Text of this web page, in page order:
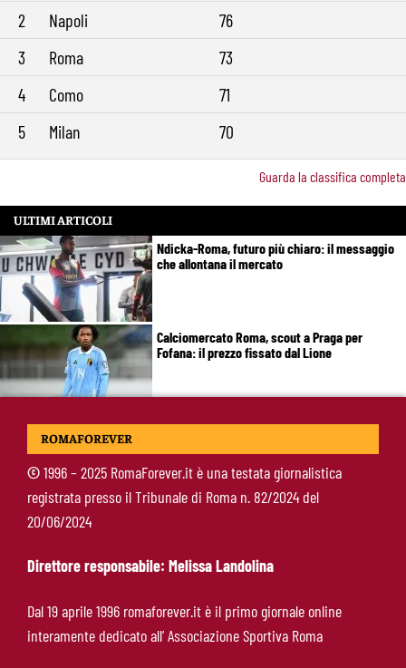
2
Napoli
76
3
Roma
73
4
Como
71
5
Milan 70
Guarda la classifica completa
ULTIMI ARTICOLI
Ndicka-Roma, futuro più chiaro: il messaggio
che allontana il mercato
Calciomercato Roma, scout a Praga per
Fofana: il prezzo fissato dal Lione
Calciomercato Roma, Kumbulla verso il Rayo
Pellegrini-Roma, rinnovo mai così vicino:
trattativa intensa e firma attesa a breve
ROMAFOREVER
©1996 – 2025 RomaForever.it è una testata giornalistica
registrata presso il Tribunale di Roma n. 82/2024 del
20/06/2024
Direttore responsabile: Melissa Landolina
Dal 19 aprile 1996 romaforever.it è il primo giornale online
interamente dedicato all’ Associazione Sportiva Roma